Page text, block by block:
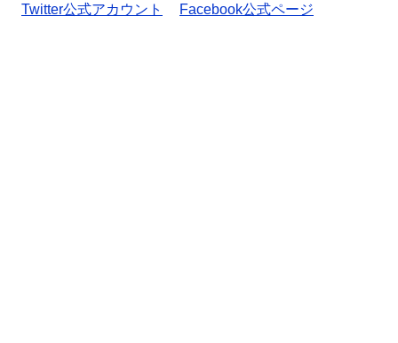
Twitter公式アカウント
Facebook公式ページ